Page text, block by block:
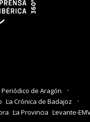
Periódico de Aragón
La Crónica de Badajoz
La Provincia Levante-